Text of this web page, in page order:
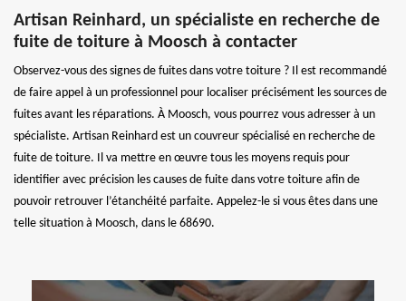
Artisan Reinhard, un spécialiste en recherche de
fuite de toiture à Moosch à contacter
Observez-vous des signes de fuites dans votre toiture ? Il est recommandé
de faire appel à un professionnel pour localiser précisément les sources de
fuites avant les réparations. À Moosch, vous pourrez vous adresser à un
spécialiste. Artisan Reinhard est un couvreur spécialisé en recherche de
fuite de toiture. Il va mettre en œuvre tous les moyens requis pour
identifier avec précision les causes de fuite dans votre toiture afin de
pouvoir retrouver l’étanchéité parfaite. Appelez-le si vous êtes dans une
telle situation à Moosch, dans le 68690.